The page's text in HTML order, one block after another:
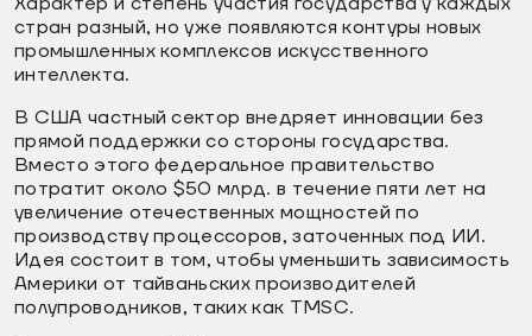
стран разный, но уже появляются контуры новых
промышленных комплексов искусственного
интеллекта.
В США частный сектор внедряет инновации без
прямой поддержки со стороны государства.
Вместо этого федеральное правительство
потратит около $50 млрд. в течение пяти лет на
увеличение отечественных мощностей по
производству процессоров, заточенных под ИИ.
Идея состоит в том, чтобы уменьшить зависимость
Америки от тайваньских производителей
полупроводников, таких как TMSC.